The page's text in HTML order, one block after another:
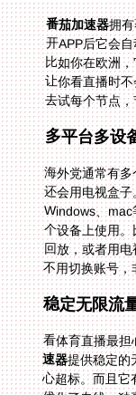
番茄加速器拥
开
比如
让你
去试每个节点
多平台多设
海外党通常有
还会用电视盒子
不用切换账号，
稳定无限流
看体育直播最担
速器提供稳定的
心超标。而
优化了专线
面清晰流畅